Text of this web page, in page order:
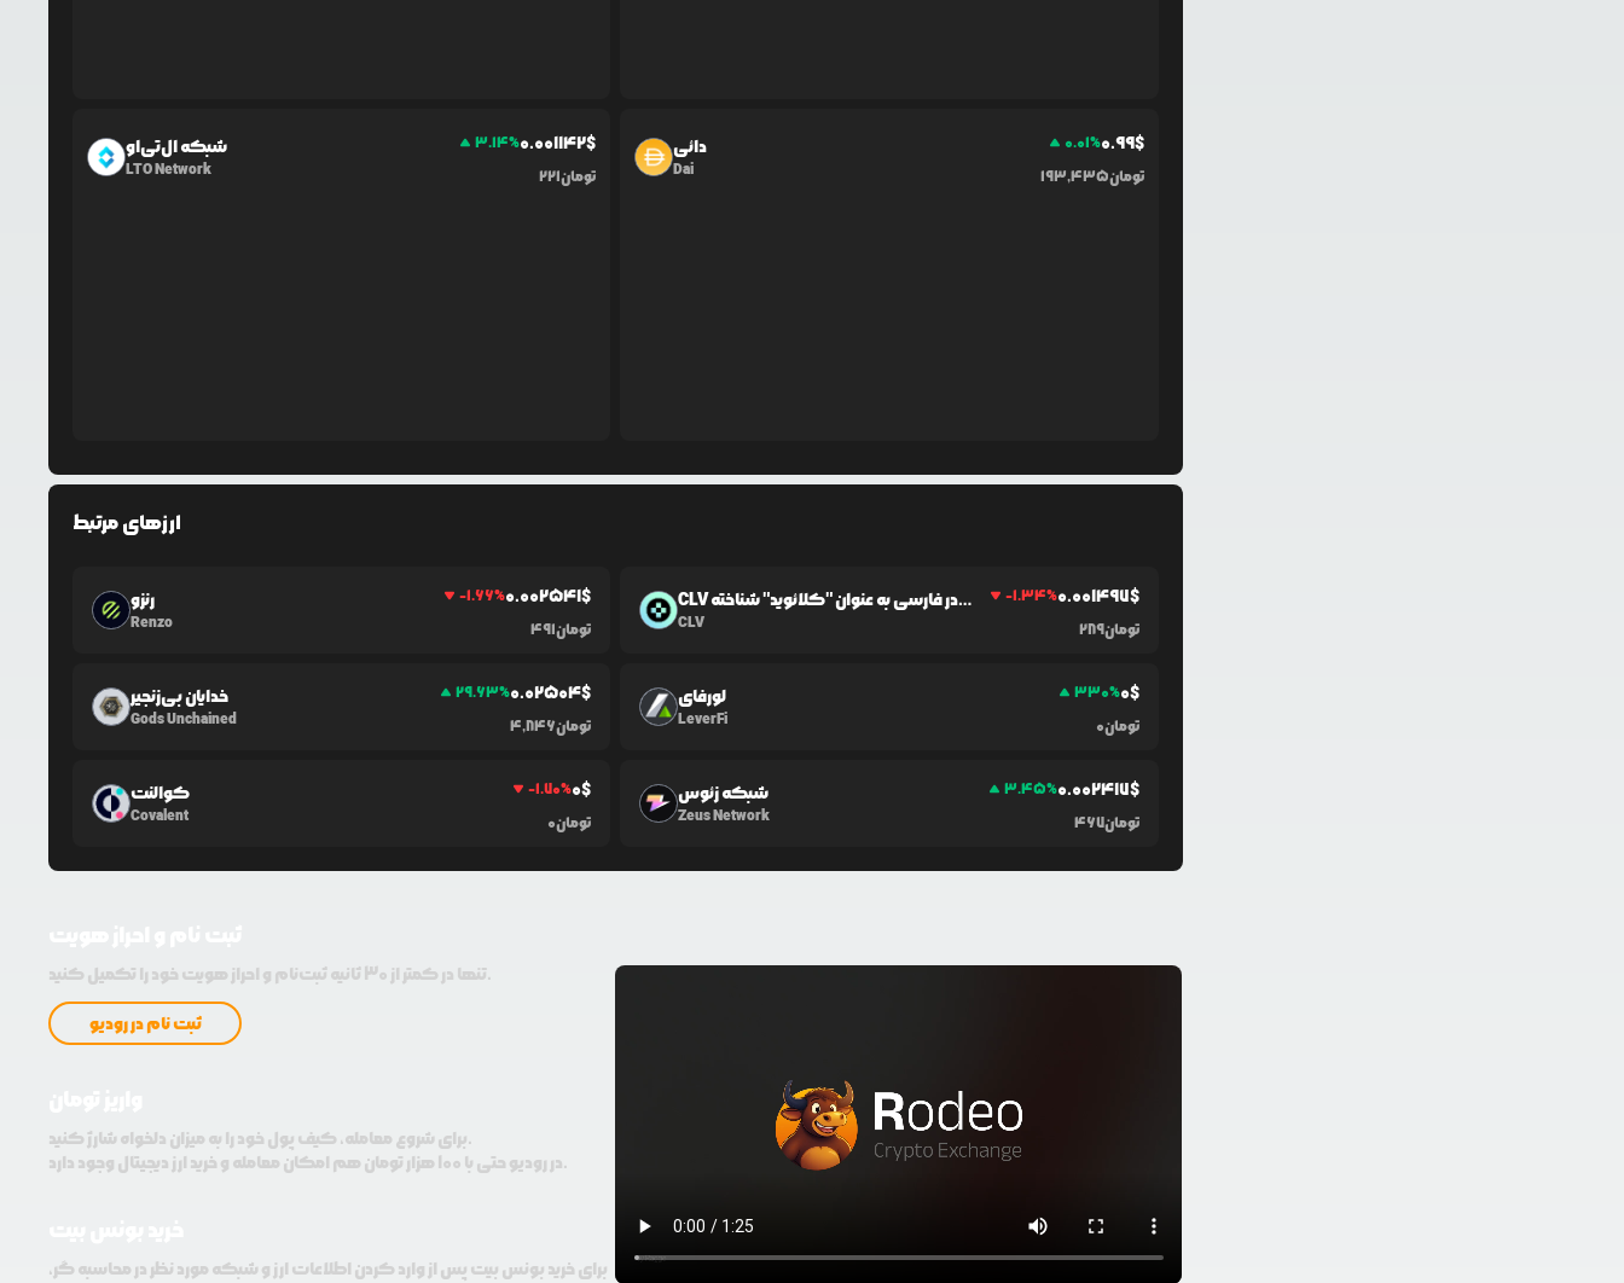
شبکه ال‌تی‌او
LTO Network
3.14%0.001142$
221تومان
دائی
Dai
0.01%0.99$
193,435تومان
ارزهای مرتبط
رنزو
Renzo
-1.66%0.002541$
491تومان
CLV در فارسی به عنوان "کلائوید" شناخته
CLV
-1.34%0.001497$
289تومان
خدایان بی‌زنجیر
Gods Unchained
29.63%0.02504$
4,846تومان
لورفای
LeverFi
330%0$
0تومان
کوالنت
Covalent
-1.70%0$
0تومان
شبکه زئوس
Zeus Network
3.45%0.002417$
467تومان
تنها در کمتر از 30 ثانیه ثبت‌نام و احراز هویت خود را تکمیل کنید.
ثبت نام در رودیو
برای شروع معامله، کیف پول خود را به میزان دلخواه شارژ کنید.
در رودیو حتی با 100 هزار تومان هم امکان معامله و خرید ارز دیجیتال وجود دارد.
برای خرید بونس بیت پس از وارد کردن اطلاعات ارز و شبکه مورد نظر در محاسبه گر،